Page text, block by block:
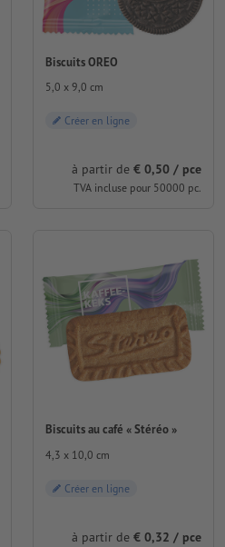
Biscuits OREO
5,0 x 9,0 cm
Créer en ligne
à partir de € 0,50 / pce
TVA incluse pour 50000 pc.
Biscuits au café « Stéréo »
4,3 x 10,0 cm
Créer en ligne
à partir de € 0,32 / pce